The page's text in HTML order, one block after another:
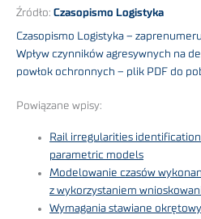
Źródło: Czasopismo Logistyka
Czasopismo Logistyka –
Wpływ czynników agresywnych na
powłok ochronnych – plik PDF do
Powiązane wpisy:
Rail irregularities
parametric models
Modelowanie czasów
z wykorzystaniem
Wymagania stawiane